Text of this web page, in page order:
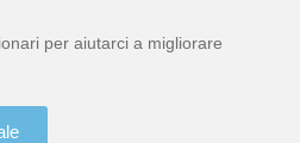
per aiutarci a migliorare